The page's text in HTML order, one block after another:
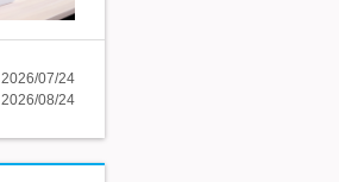
2026/07/24
2026/08/24